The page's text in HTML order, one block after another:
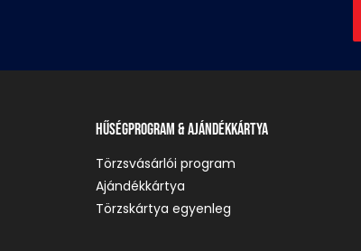
Hűségprogram & Ajándékkártya
Törzsvásárlói program
Ajándékkártya
Törzskártya egyenleg